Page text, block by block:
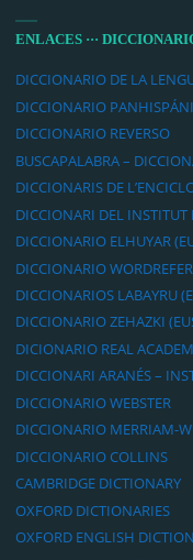
ENLACES ···
DICCIONARIO DE LA
DICCIONARIO
DICCIONARIO REVERSO
BUSCAPALABRA –
DICCIONARIS DE
DICCIONARI DEL INSTITUT
DICCIONARIO ELHUYAR
DICCIONARIO
DICCIONARIOS LABAYRU
DICCIONARIO ZEHAZKI
DICIONARIO REAL
DICCIONARI ARANÉS –
DICCIONARIO WEBSTER
DICCIONARIO MERRIAM-
DICCIONARIO COLLINS
CAMBRIDGE DICTIONARY
OXFORD DICTIONARIES
OXFORD ENGLISH